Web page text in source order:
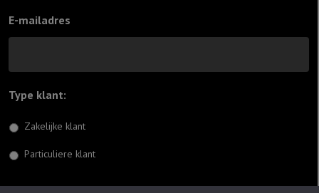
E-mailadres
Type klant:
Zakelijke klant
Particuliere klant